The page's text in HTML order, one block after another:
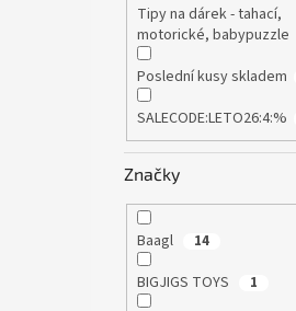
Tipy na dárek - tahací,
motorické, babypuzzle
Poslední kusy skladem
SALECODE:LETO26:4:%
Značky
Baagl 14
BIGJIGS TOYS 1